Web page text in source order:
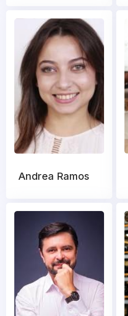
Andrea Ramos